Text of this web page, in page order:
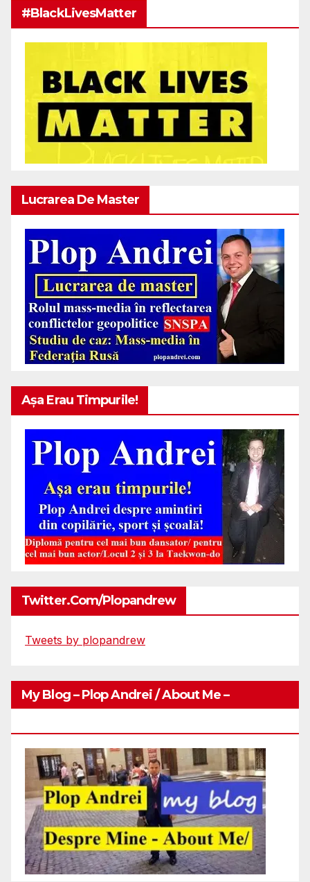
#BlackLivesMatter
Lucrarea De Master
Așa Erau Timpurile!
Twitter.com/plopandrew
Tweets by plopandrew
My Blog – Plop Andrei / About Me –